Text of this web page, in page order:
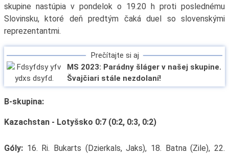
skupine nastúpia v pondelok o 19.20 h proti poslednému
Slovinsku, ktoré deň predtým čaká duel so slovenskými
reprezentantmi.
Prečítajte si aj
MS 2023: Parádny šláger v našej skupine.
Švajčiari stále nezdolaní!
B-skupina:
Kazachstan - Lotyšsko 0:7 (0:2, 0:3, 0:2)
Góly:16. Ri. Bukarts (Dzierkals, Jaks), 18. Batna (Zile), 22.